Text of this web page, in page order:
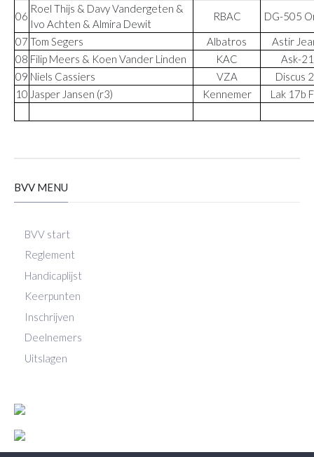
06
Roel Thijs & Davy Vandergeten &
Ivo Achten & Almira Dewit
RBAC
DG-505
07 Tom Segers Albatros
Astir
08 Filip Meers & Koen Vander Linden KAC
Ask-21
09 Niels Cassiers VZA
Discus
10 Jasper Jansen (r3) Kennemer Lak 17b
BVV MENU
BVV start
Reglement
Handicaplijst
Keerpunten
Inschrijven
Deelnemers
Uitslagen